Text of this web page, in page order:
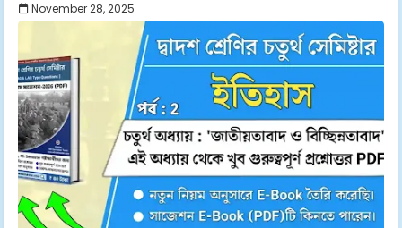
November 28, 2025